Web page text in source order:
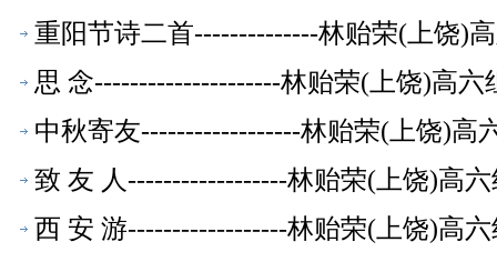
重阳节诗二首--------------林贻荣(上饶)
思 念---------------------林贻荣(上饶)高六
中秋寄友------------------林贻荣(上饶)高
致 友 人------------------林贻荣(上饶)高
西 安 游------------------林贻荣(上饶)高